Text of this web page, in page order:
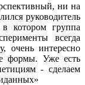
ни на
руководитель
котором группа
всегда
очень интересно
формы. Уже есть
- сделаем